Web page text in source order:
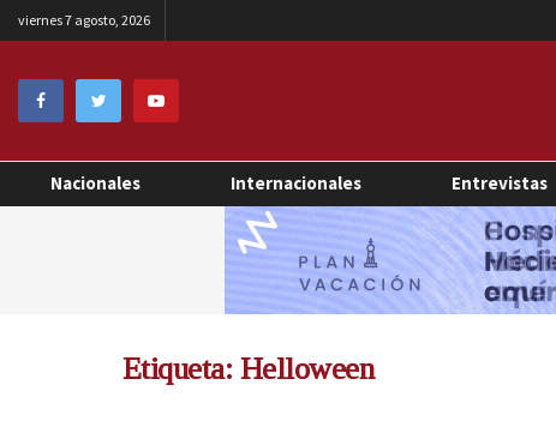
viernes 7 agosto, 2026
Nacionales Internacionales Entrevistas
Etiqueta: Helloween